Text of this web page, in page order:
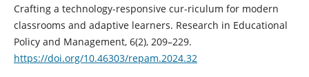
Crafting a technology-responsive cur-riculum for modern
classrooms and adaptive learners. Research in Educational
Policy and Management, 6(2), 209–229.
https://doi.org/10.46303/repam.2024.32